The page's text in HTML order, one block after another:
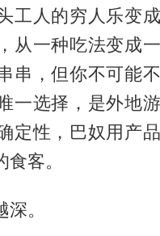
工人的穷人乐变
从一种吃法变成
串，但你不可能
一选择，是外地
定性，巴奴用产
客。
。